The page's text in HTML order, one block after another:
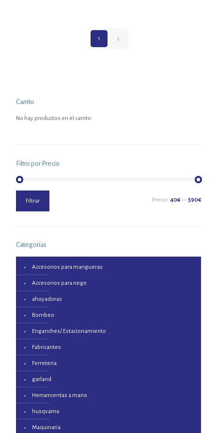
1 2
Carrito
No hay productos en el carrito.
Filtro por Precio
mínimo
máximo
Filtrar Precio: 40€—590€
Categorías
Accesorios para mangueras
Accesorios para riego
ahoyadoras
Bombeo
Enganches/ Estacionamiento
Fabricantes
Ferreteria
garland
Herramientas a mano
husqvarna
Maquinaria